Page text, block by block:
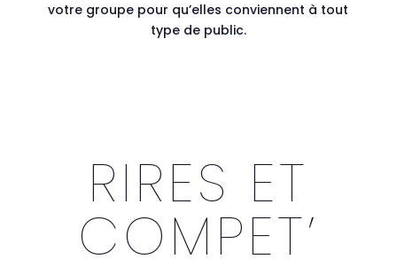
votre groupe pour qu’elles conviennent à tout
type de public.
RIRES ET
COMPET’